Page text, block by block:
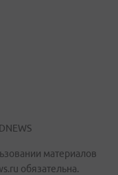
материалов
обязательна.